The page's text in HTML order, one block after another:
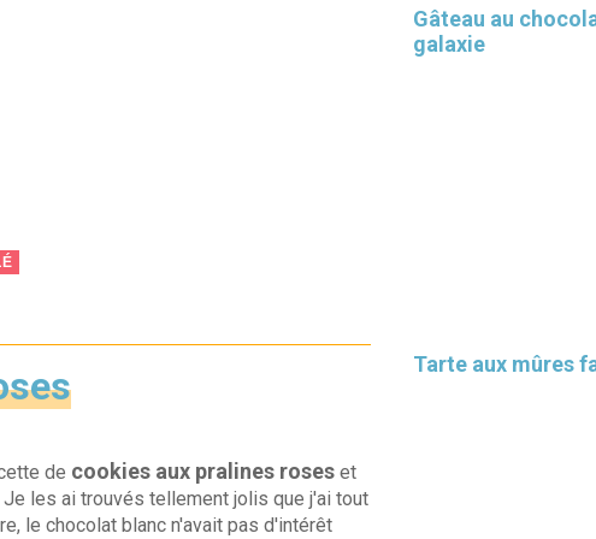
de cookies aux pralines roses et
Je les ai trouvés tellement jolis que j'ai tout
le chocolat blanc n'avait pas d'intérêt
Gâteau au
galaxie
Tarte aux mûres